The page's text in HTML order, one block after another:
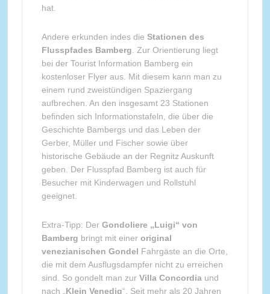
hat.
Andere erkunden indes die Stationen des
Flusspfades Bamberg . Zur Orientierung liegt
bei der Tourist Information Bamberg ein
kostenloser Flyer aus. Mit diesem kann man zu
einem rund zweistündigen Spaziergang
aufbrechen. An den insgesamt 23 Stationen
befinden sich Informationstafeln, die über die
Geschichte Bambergs und das Leben der
Gerber, Müller und Fischer sowie über
historische Gebäude an der Regnitz Auskunft
geben. Der Flusspfad Bamberg ist auch für
Besucher mit Kinderwagen und Rollstuhl
geeignet.
Extra-Tipp: Der Gondoliere „Luigi“ von
Bamberg bringt mit einer original
venezianischen Gondel Fahrgäste an die Orte,
die mit dem Ausflugsdampfer nicht zu erreichen
sind. So gondelt man zur Villa Concordiaund
nach „ Klein Venedig“. Seit mehr als 20 Jahren